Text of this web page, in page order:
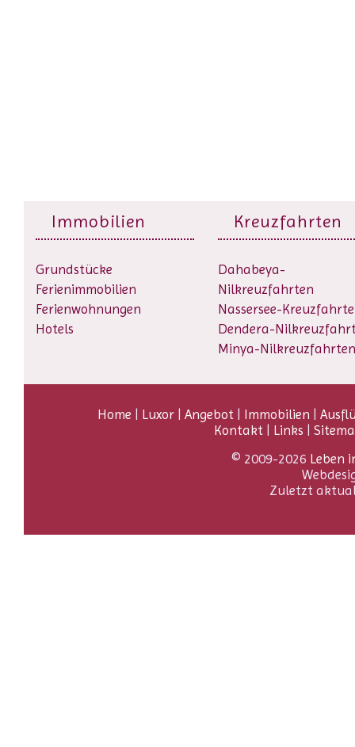
Immobilien
Grundstücke
Ferienimmobilien
Ferienwohnungen
Hotels
Kreuzfahrten
Dahabeya-
Nilkreuzfahrten
Nassersee-
Dendera-
Minya-Nilkreuzfahrten
Home | Luxor| Angebot| Immobilien |
Kontakt| Links |
© 2009-2026 Leben
Zuletzt